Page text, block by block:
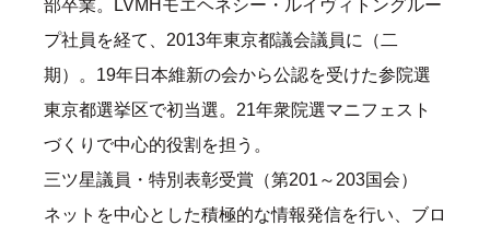
部卒業。LVMHモエヘネシー・ルイヴィトングルー
プ社員を経て、2013年東京都議会議員に（二
期）。19年日本維新の会から公認を受けた参院選
東京都選挙区で初当選。21年衆院選マニフェスト
づくりで中心的役割を担う。
三ツ星議員・特別表彰受賞（第201～203国会）
ネットを中心とした積極的な情報発信を行い、ブロ